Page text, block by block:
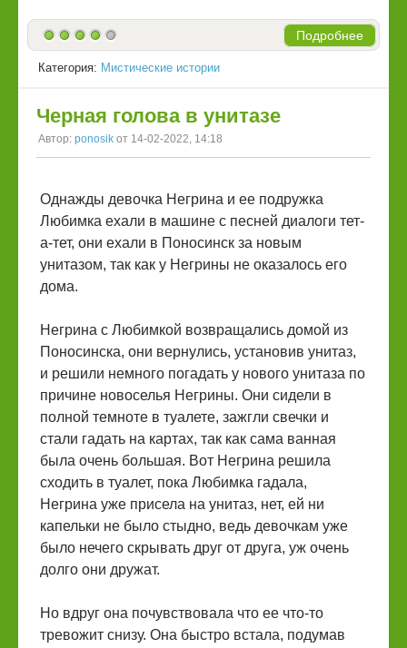
Подробнее
Категория: Мистические истории
Черная голова в унитазе
Автор: ponosik от 14-02-2022, 14:18
Однажды девочка Негрина и ее подружка
Любимка ехали в машине с песней диалоги тет-
а-тет, они ехали в Поносинск за новым
унитазом, так как у Негрины не оказалось его
дома.
Негрина с Любимкой возвращались домой из
Поносинска, они вернулись, установив унитаз,
и решили немного погадать у нового унитаза по
причине новоселья Негрины. Они сидели в
полной темноте в туалете, зажгли свечки и
стали гадать на картах, так как сама ванная
была очень большая. Вот Негрина решила
сходить в туалет, пока Любимка гадала,
Негрина уже присела на унитаз, нет, ей ни
капельки не было стыдно, ведь девочкам уже
было нечего скрывать друг от друга, уж очень
долго они дружат.
Но вдруг она почувствовала что ее что-то
тревожит снизу. Она быстро встала, подумав